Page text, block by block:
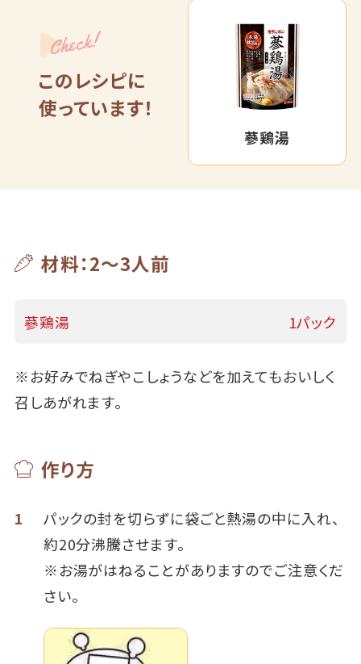
Check!
このレシピに
使っています！
蔘鶏湯
材料：2～3人前
蔘鶏湯 1パック
※お好みでねぎやこしょうなどを加えてもおいしく
召しあがれます。
作り方
1
パックの封を切らずに袋ごと熱湯の中に入れ、
約20分沸騰させます。
※お湯がはねることがありますのでご注意くだ
さい。